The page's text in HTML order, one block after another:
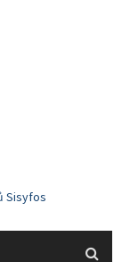
Sisyfos